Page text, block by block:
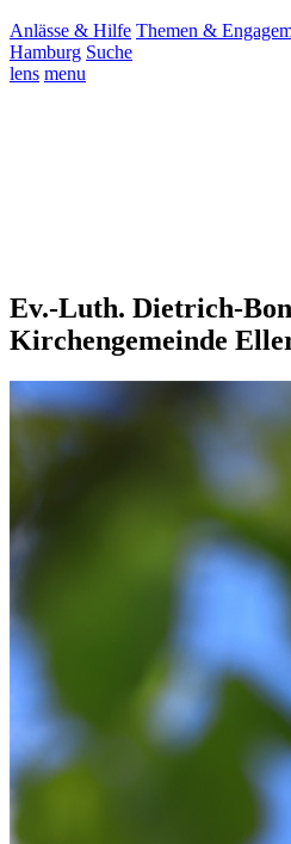
Anlässe & Hilfe Themen &
Hamburg Suche
lens menu
Ev.-Luth. Dietrich-
Kirchengemeinde